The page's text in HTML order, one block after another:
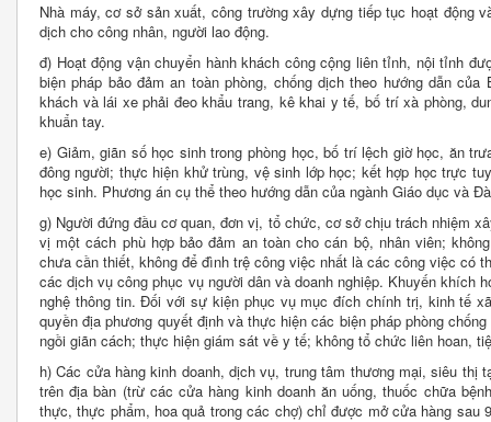
Nhà máy, cơ sở sản xuất, công trường xây dựng tiếp tục hoạt động
dịch cho công nhân, người lao động.
đ) Hoạt động vận chuyển hành khách công cộng liên tỉnh, nội tỉnh
biện pháp bảo đảm an toàn phòng, chống dịch theo hướng dẫn
khách và lái xe phải đeo khẩu trang, kê khai y tế, bố trí xà phòng,
khuẩn tay.
e) Giảm, giãn số học sinh trong phòng học, bố trí lệch giờ học, ăn
đông người; thực hiện khử trùng, vệ sinh lớp học; kết hợp học trực
học sinh. Phương án cụ thể theo hướng dẫn của ngành Giáo dục và
g) Người đứng đầu cơ quan, đơn vị, tổ chức, cơ sở chịu trách nhiệm
vị một cách phù hợp bảo đảm an toàn cho cán bộ, nhân viên;
chưa cần thiết, không để đình trệ công việc nhất là các công việc có
các dịch vụ công phục vụ người dân và doanh nghiệp. Khuyến khích
nghệ thông tin. Đối với sự kiện phục vụ mục đích chính trị, kinh tế
quyền địa phương quyết định và thực hiện các biện pháp phòng
ngồi giãn cách; thực hiện giám sát về y tế; không tổ chức liên hoan,
h) Các cửa hàng kinh doanh, dịch vụ, trung tâm thương mại, siêu thị
trên địa bàn (trừ các cửa hàng kinh doanh ăn uống, thuốc chữa
thực, thực phẩm, hoa quả trong các chợ) chỉ được mở cửa hàng sau